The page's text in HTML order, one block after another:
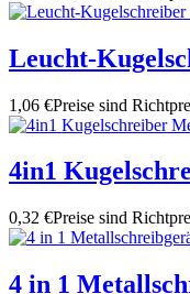
Leucht-
1,06 €Preise sind
4in1
0,32 €Preise sind
4 in 1